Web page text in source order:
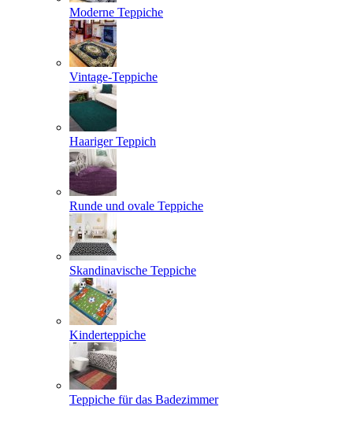
Moderne Teppiche
Vintage-Teppiche
Haariger Teppich
Runde und ovale Teppiche
Skandinavische Teppiche
Kinderteppiche
Teppiche für das Badezimmer